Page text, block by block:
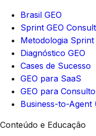
Brasil GEO
Sprint GEO
Metodologia Sprint
Diagnóstico GEO
Cases de Sucesso
GEO para SaaS
GEO para
Business-to-Agent
Conteúdo e Educação